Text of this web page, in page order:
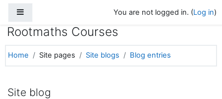
Skip to main content You are not logged in. (Log in)
Rootmaths Courses
Home Site pages Site blogs Blog entries
Site blog